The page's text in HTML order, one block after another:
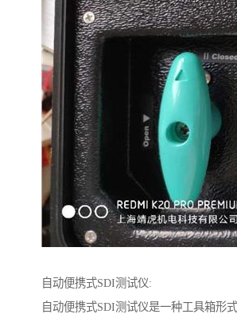
自动便携式SDI测试仪:
自动便携式SDI测试仪是一种工具箱形